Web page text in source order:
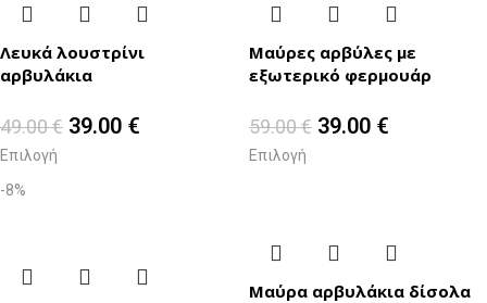
Λευκά λουστρίνι
αρβυλάκια
49.00€ 39.00 €
Επιλογή
Μαύρες αρβύλες με
εξωτερικό φερμουάρ
59.00€ 39.00 €
Επιλογή
-8%
Μαύρα αρβυλάκια δίσολα